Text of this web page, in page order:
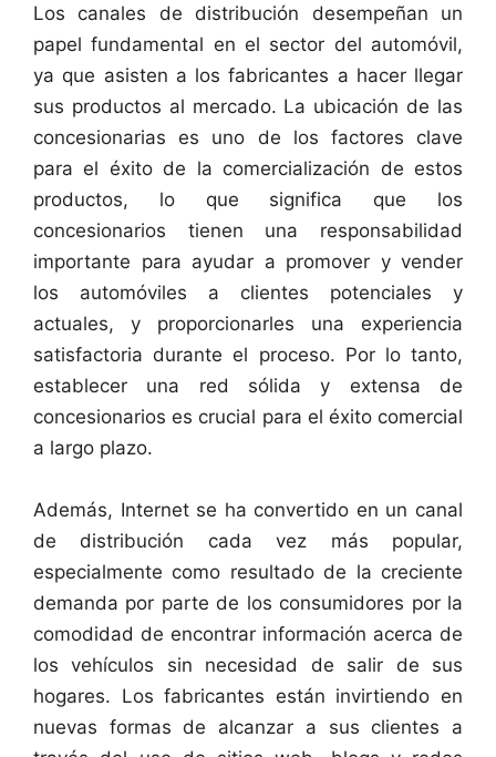
Los canales de distribución desempeñan un
papel fundamental en el sector del automóvil,
ya que asisten a los fabricantes a hacer llegar
sus productos al mercado. La ubicación de las
concesionarias es uno de los factores clave
para el éxito de la comercialización de estos
productos, lo que significa que los
concesionarios tienen una responsabilidad
importante para ayudar a promover y vender
los automóviles a clientes potenciales y
actuales, y proporcionarles una experiencia
satisfactoria durante el proceso. Por lo tanto,
establecer una red sólida y extensa de
concesionarios es crucial para el éxito comercial
a largo plazo.
Además, Internet se ha convertido en un canal
de distribución cada vez más popular,
especialmente como resultado de la creciente
demanda por parte de los consumidores por la
comodidad de encontrar información acerca de
los vehículos sin necesidad de salir de sus
hogares. Los fabricantes están invirtiendo en
nuevas formas de alcanzar a sus clientes a